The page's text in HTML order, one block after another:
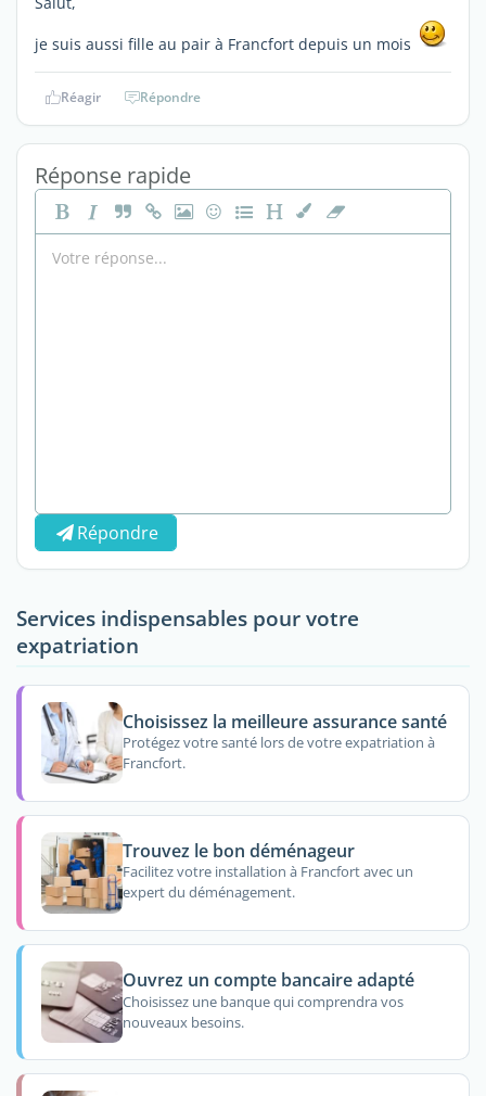
je suis aussi fille au pair à Francfort depuis un mois
Réagir Répondre
Réponse rapide
Répondre
Services indispensables pour votre
expatriation
Choisissez la meilleure assurance santé
Protégez votre santé lors de votre expatriation à
Francfort.
Trouvez le bon déménageur
Facilitez votre installation à Francfort avec un
expert du déménagement.
Ouvrez un compte bancaire adapté
Choisissez une banque qui comprendra vos
nouveaux besoins.